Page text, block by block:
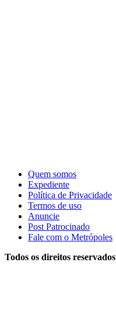
Quem somos
Expediente
Política de Privacidade
Termos de uso
Anuncie
Post Patrocinado
Fale com o Metrópoles
Todos os direitos reservados